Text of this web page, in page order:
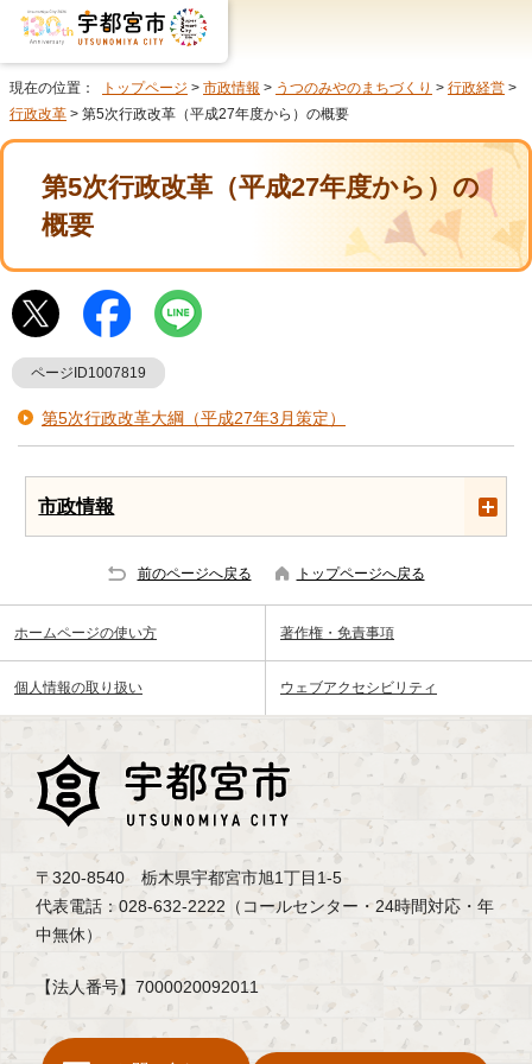
現在の位置： トップページ > 市政情報 > うつのみやのまちづくり > 行政経営 >
行政改革 > 第5次行政改革（平成27年度から）の概要
第5次行政改革（平成27年度から）の
概要
ページID1007819
第5次行政改革大綱（平成27年3月策定）
市政情報
前のページへ戻る トップページへ戻る
ホームページの使い方 著作権・免責事項
個人情報の取り扱い ウェブアクセシビリティ
〒320-8540 栃木県宇都宮市旭1丁目1-5
代表電話：028-632-2222（コールセンター・24時間対応・年
中無休）
【法人番号】7000020092011